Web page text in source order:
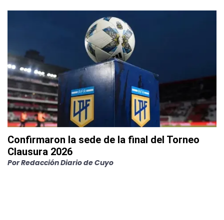
Confirmaron la sede de la final del Torneo
Clausura 2026
PorRedacción Diario de Cuyo